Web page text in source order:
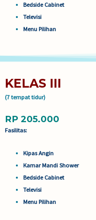
Bedside Cabinet
Televisi
Menu Pilihan
KELAS III
(7 tempat tidur)
RP 205.000
Fasilitas:
Kipas Angin
Kamar Mandi Shower
Bedside Cabinet
Televisi
Menu Pilihan